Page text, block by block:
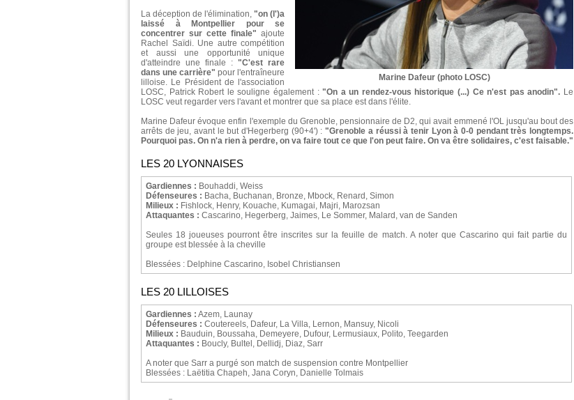
Marine Dafeur (photo LOSC)
La déception de l'élimination, "on (l')a
laissé à Montpellier pour se
concentrer sur cette finale" ajoute
Rachel Saïdi. Une autre compétition
et aussi une opportunité unique
d'atteindre une finale : "C'est rare
dans une carrière" pour l'entraîneure
lilloise. Le Président de l'association
LOSC, Patrick Robert le souligne également :"On a un rendez-vous historique (...) Ce n'est pas anodin". Le
LOSC veut regarder vers l'avant et montrer que sa place est dans l'élite.
Marine Dafeur évoque enfin l'exemple du Grenoble, pensionnaire de D2, qui avait emmené l'OL jusqu'au bout des
arrêts de jeu, avant le but d'Hegerberg (90+4') : "Grenoble a réussi à tenir Lyon à 0-0 pendant très longtemps.
Pourquoi pas. On n'a rien à perdre, on va faire tout ce que l'on peut faire. On va être solidaires, c'est faisable."
LES 20 LYONNAISES
Gardiennes : Bouhaddi, Weiss
Défenseures : Bacha, Buchanan, Bronze, Mbock, Renard, Simon
Milieux : Fishlock, Henry, Kouache, Kumagai, Majri, Marozsan
Attaquantes : Cascarino, Hegerberg, Jaimes, Le Sommer, Malard, van de Sanden
Seules 18 joueuses pourront être inscrites sur la feuille de match. A noter que Cascarino qui fait partie du
groupe est blessée à la cheville
Blessées : Delphine Cascarino, Isobel Christiansen
LES 20 LILLOISES
Gardiennes : Azem, Launay
Défenseures : Coutereels, Dafeur, La Villa, Lernon, Mansuy, Nicoli
Milieux : Bauduin, Boussaha, Demeyere, Dufour, Lermusiaux, Polito, Teegarden
Attaquantes : Boucly, Bultel, Dellidj, Diaz, Sarr
A noter que Sarr a purgé son match de suspension contre Montpellier
Blessées : Laëtitia Chapeh, Jana Coryn, Danielle Tolmais